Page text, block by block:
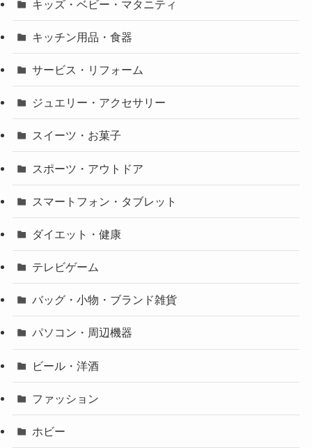
キッズ・ベビー・マタニティ
キッチン用品・食器
サービス・リフォーム
ジュエリー・アクセサリー
スイーツ・お菓子
スポーツ・アウトドア
スマートフォン・タブレット
ダイエット・健康
テレビゲーム
バッグ・小物・ブランド雑貨
パソコン・周辺機器
ビール・洋酒
ファッション
ホビー